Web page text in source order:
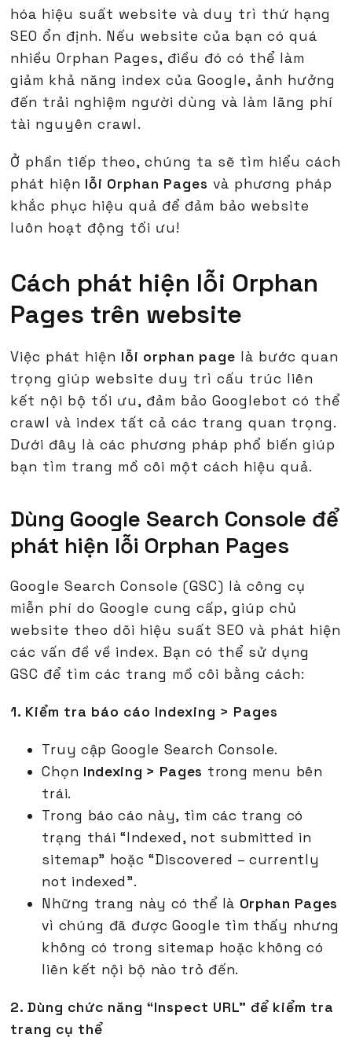
hóa hiệu suất website và duy trì thứ hạng
SEO ổn định. Nếu website của bạn có quá
nhiều Orphan Pages, điều đó có thể làm
giảm khả năng index của Google, ảnh hưởng
đến trải nghiệm người dùng và làm lãng phí
tài nguyên crawl.
Ở phần tiếp theo, chúng ta sẽ tìm hiểu cách
phát hiện lỗi Orphan Pages và phương pháp
khắc phục hiệu quả để đảm bảo website
luôn hoạt động tối ưu!
Cách phát hiện lỗi Orphan
Pages trên website
Việc phát hiện lỗi orphan page là bước quan
trọng giúp website duy trì cấu trúc liên
kết nội bộ tối ưu, đảm bảo Googlebot có thể
crawl và index tất cả các trang quan trọng.
Dưới đây là các phương pháp phổ biến giúp
bạn tìm trang mồ côi một cách hiệu quả.
Dùng Google Search Console để
phát hiện lỗi Orphan Pages
Google Search Console (GSC) là công cụ
miễn phí do Google cung cấp, giúp chủ
website theo dõi hiệu suất SEO và phát hiện
các vấn đề về index. Bạn có thể sử dụng
GSC để tìm các trang mồ côi bằng cách:
1. Kiểm tra báo cáo Indexing > Pages
Truy cập Google Search Console.
Chọn Indexing > Pages trong menu bên
trái.
Trong báo cáo này, tìm các trang có
trạng thái “Indexed, not submitted in
sitemap” hoặc “Discovered – currently
not indexed”.
Những trang này có thể là Orphan Pages
vì chúng đã được Google tìm thấy nhưng
không có trong sitemap hoặc không có
liên kết nội bộ nào trỏ đến.
2. Dùng chức năng “Inspect URL” để kiểm tra
trang cụ thể